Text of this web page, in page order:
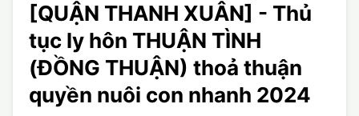
LUẬT SƯ
CHUYÊN VIÊN
TUYỂN DỤNG
DÂN SỰ
DOANH NGHIỆP
DÂN SỰ
[QUẬN THANH XUÂN] - Thủ
tục ly hôn THUẬN TÌNH
(ĐỒNG THUẬN) thoả thuận
quyền nuôi con nhanh 2024